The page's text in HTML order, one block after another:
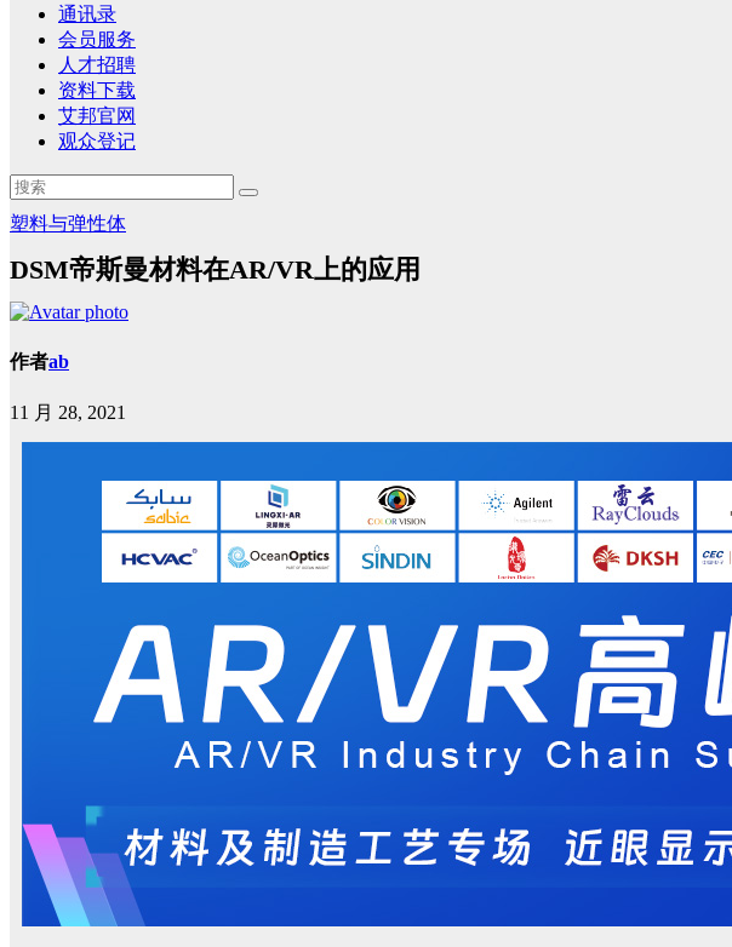
通讯录
会员服务
人才招聘
资料下载
艾邦官网
观众登记
塑料与弹性体
DSM帝斯曼材料在AR/VR上的应用
作者ab
11 月 28, 2021